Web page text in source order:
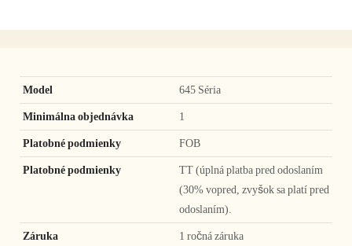
Model 645 Séria
Minimálna objednávka 1
Platobné podmienky FOB
Platobné podmienky
TT (úplná platba pred odoslaním
(30% vopred, zvyšok sa platí pred
odoslaním).
Záruka 1 ročná záruka